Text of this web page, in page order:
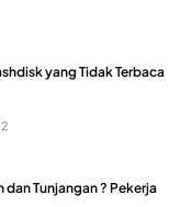
yang Tidak Terbaca
dan Tunjangan ? Pekerja